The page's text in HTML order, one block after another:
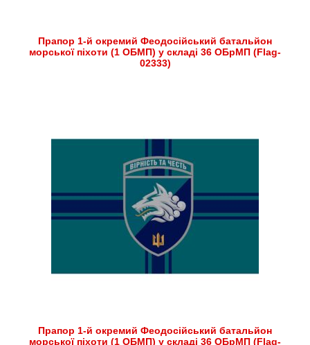
Прапор 1-й окремий Феодосійський батальйон
морської піхоти (1 ОБМП) у складі 36 ОБрМП (Flag-
02333)
Прапор 1-й окремий Феодосійський батальйон
морської піхоти (1 ОБМП) у складі 36 ОБрМП (Flag-